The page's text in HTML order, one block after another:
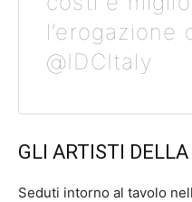
l’erogazione
@IDCItaly
GLI ARTISTI DELLA
Seduti intorno al tavolo